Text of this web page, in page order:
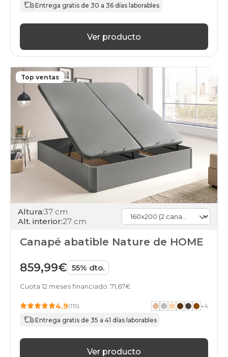
Entrega gratis de 30 a 36 días laborables
Ver producto
Top ventas
Altura:37 cm
Alt. interior:27 cm
Canapé abatible Nature de HOME
859,99€ 55% dto.
Cuota 12 meses financiado: 71,67€
4.9(115) +4
Entrega gratis de 35 a 41 días laborables
Ver producto